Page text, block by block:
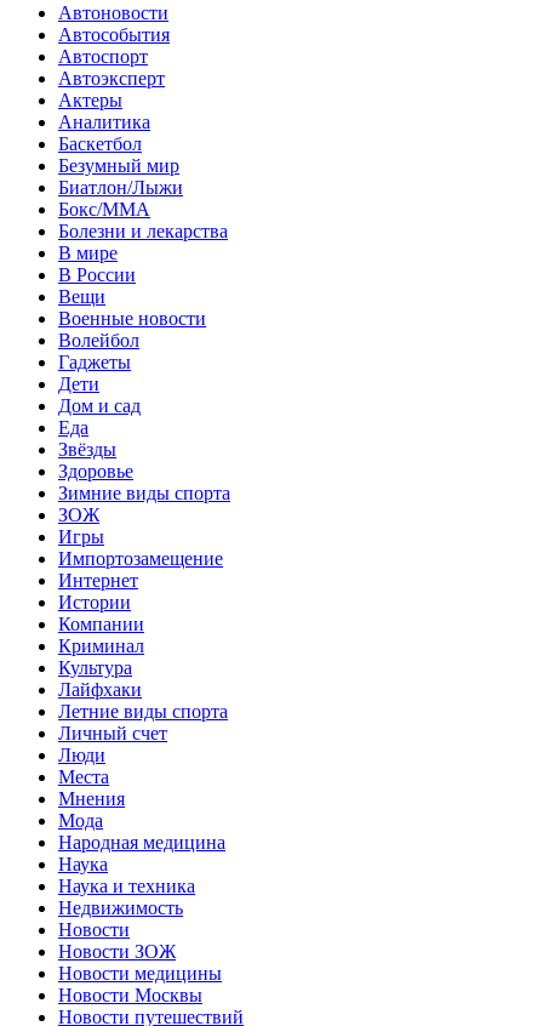
Автоновости
Автособытия
Автоспорт
Автоэксперт
Актеры
Аналитика
Баскетбол
Безумный мир
Биатлон/Лыжи
Бокс/MMA
Болезни и лекарства
В мире
В России
Вещи
Военные новости
Волейбол
Гаджеты
Дети
Дом и сад
Еда
Звёзды
Здоровье
Зимние виды спорта
ЗОЖ
Игры
Импортозамещение
Интернет
Истории
Компании
Криминал
Культура
Лайфхаки
Летние виды спорта
Личный счет
Люди
Места
Мнения
Мода
Народная медицина
Наука
Наука и техника
Недвижимость
Новости
Новости ЗОЖ
Новости медицины
Новости Москвы
Новости путешествий